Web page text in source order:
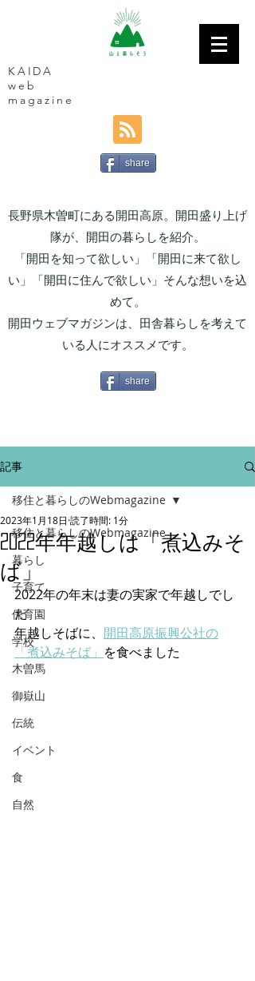
KAIDA
web
magazine
share
長野県木曽町にある開田高原。開田盛り上げ
隊が、開田の暮らしを紹介。
「開田を知って欲しい」「開田に来て欲し
い」「開田に住んで欲しい」そんな想いを込
めて。
開田ウェブマガジンは、田舎暮らしを考えて
いる人にオススメです。
share
記事
移住と暮らしのWebmagazine
暮らし
子育て
保育園
学校
木曽馬
御嶽山
伝統
イベント
食
自然
移住と暮らしのWebmagazine
2022年年越しは「煮込みそ
ば」
2023年1月18日 読了時間: 1分
2022年の年末は妻の実家で年越しでし
た
年越しそばに、 開田高原振興公社の
「煮込みそば」 を食べました